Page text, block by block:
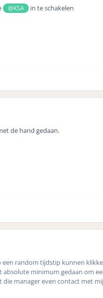
@KSA in te schakelen
de hand gedaan.
een random tijdstip kunnen
absolute minimum gedaan om
die manager even contact met mij